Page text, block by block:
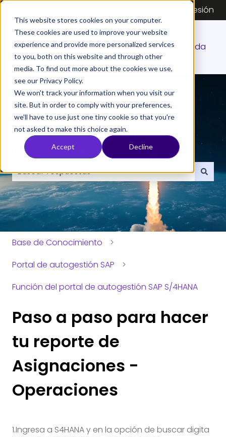
This website stores cookies on your computer.
These cookies are used to improve your website
experience and provide more personalized services
to you, both on this website and through other
media. To find out more about the cookies we use,
see our Privacy Policy.
We won't track your information when you visit our
site. But in order to comply with your preferences,
we'll have to use just one tiny cookie so that you're
not asked to make this choice again.
Accept Decline
Traducciones de Mostrar submenú de
Iniciar sesión
Centro de ayuda
- Aquí, misión control. ¿En qué
podemos ayudarte, piloto?
No hay sugerencias porque el campo de
Base de Conocimiento
Portal de autogestión SAP
Función del portal de autogestión SAP S/4HANA
Paso a paso para hacer
tu reporte de
Asignaciones -
Operaciones
1.Ingresa a S4HANA y en la opción de buscar digita